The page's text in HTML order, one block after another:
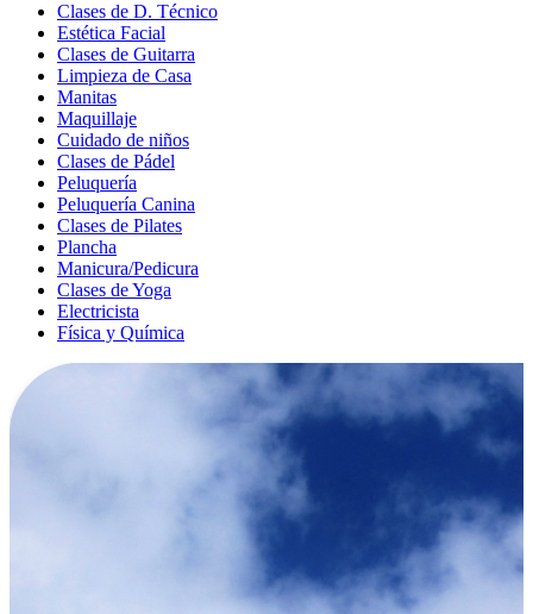
Clases de D. Técnico
Estética Facial
Clases de Guitarra
Limpieza de Casa
Manitas
Maquillaje
Cuidado de niños
Clases de Pádel
Peluquería
Peluquería Canina
Clases de Pilates
Plancha
Manicura/Pedicura
Clases de Yoga
Electricista
Física y Química